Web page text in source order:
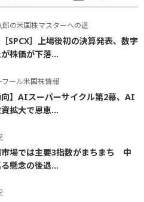
郎の米国株マスターへの道
SPCX］上場後初の決算発表、数字
株価が下落...
フール米国株情報
向】AIスーパーサイクル第2幕、AI
拡大で恩恵...
市場では主要3指数がまちまち 中
懸念の後退...